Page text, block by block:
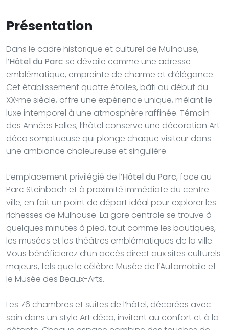
Présentation
Dans le cadre historique et culturel de Mulhouse,
l’Hôtel du Parc se dévoile comme une adresse
emblématique, empreinte de charme et d’élégance.
Cet établissement quatre étoiles, bâti au début du
XXᵉme siècle, offre une expérience unique, mêlant le
luxe intemporel à une atmosphère raffinée. Témoin
des Années Folles, l’hôtel conserve une décoration Art
déco somptueuse qui plonge chaque visiteur dans
une ambiance chaleureuse et singulière.
L’emplacement privilégié de l’Hôtel du Parc, face au
Parc Steinbach et à proximité immédiate du centre-
ville, en fait un point de départ idéal pour explorer les
richesses de Mulhouse. La gare centrale se trouve à
quelques minutes à pied, tout comme les boutiques,
les musées et les théâtres emblématiques de la ville.
Vous bénéficierez d’un accès direct aux sites culturels
majeurs, tels que le célèbre Musée de l’Automobile et
le Musée des Beaux-Arts.
Les 76 chambres et suites de l’hôtel, décorées avec
soin dans un style Art déco, invitent au confort et à la